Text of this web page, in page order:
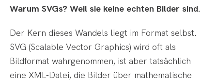
Warum SVGs? Weil sie keine echten Bilder sind.
Der Kern dieses Wandels liegt im Format selbst.
SVG (Scalable Vector Graphics) wird oft als
Bildformat wahrgenommen, ist aber tatsächlich
eine XML-Datei, die Bilder über mathematische